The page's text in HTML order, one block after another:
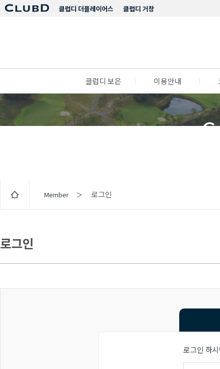
클럽디 거창
클럽디 더플레이어스
클럽디 보은 이용안내
Member ＞ 로그인
로그인
로그인 하